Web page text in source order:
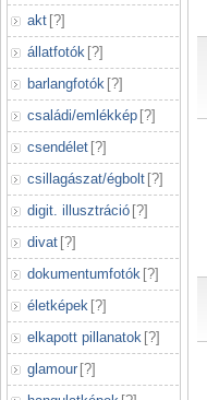
akt [?]
állatfotók [?]
barlangfotók [?]
családi/emlékkép [?]
csendélet [?]
csillagászat/égbolt [?]
digit. illusztráció [?]
divat [?]
dokumentumfotók [?]
életképek [?]
elkapott pillanatok [?]
glamour [?]